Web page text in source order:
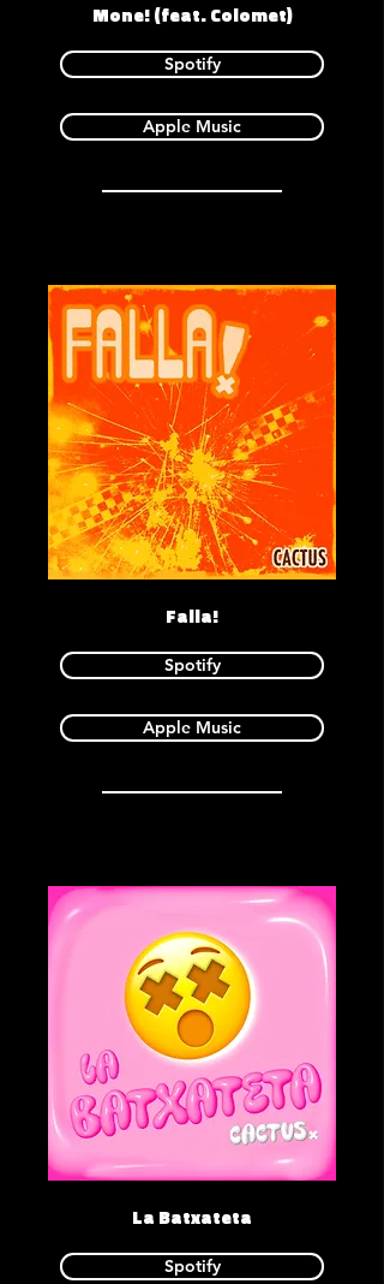
Mone! (feat. Colomet)
Spotify
Apple Music
Falla!
Spotify
Apple Music
La Batxateta
Spotify